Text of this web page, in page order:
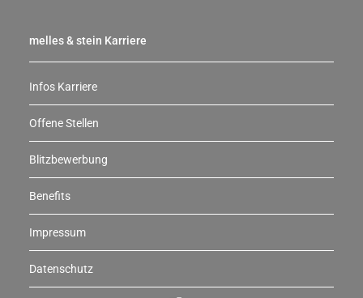
melles & stein Karriere
Infos Karriere
Offene Stellen
Blitzbewerbung
Benefits
Impressum
Datenschutz